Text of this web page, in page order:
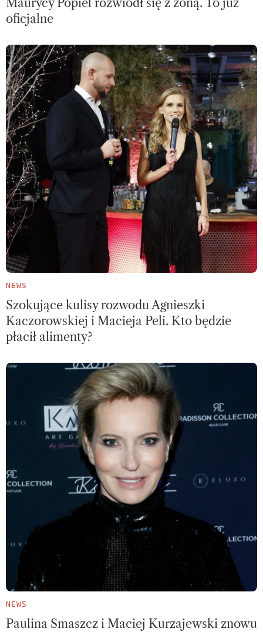
oficjalne
NEWS
Szokujące kulisy rozwodu Agnieszki
Kaczorowskiej i Macieja Peli. Kto będzie
płacił alimenty?
NEWS
Paulina Smaszcz i Maciej Kurzajewski znowu